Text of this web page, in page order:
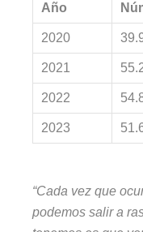
Año
2020
2021
2022
2023
“Cada vez que
podemos salir a